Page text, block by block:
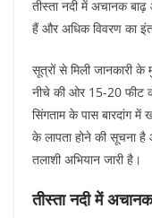
तीस्ता नदी में अचानक
हैं और अधिक विवरण का
सूत्रों से मिली जानकारी
नीचे की ओर 15-20 फीट
सिंगताम के पास बारदांग
के लापता होने की सूचना
तलाशी अभियान जारी है।
तीस्ता नदी में